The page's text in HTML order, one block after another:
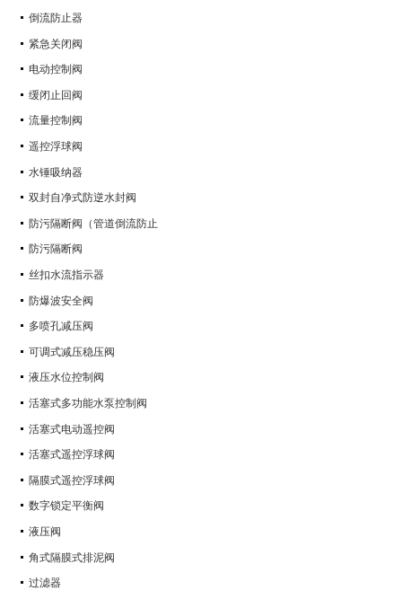
倒流防止器
紧急关闭阀
电动控制阀
缓闭止回阀
流量控制阀
遥控浮球阀
水锤吸纳器
双封自净式防逆水封阀
防污隔断阀（管道倒流防止
防污隔断阀
丝扣水流指示器
防爆波安全阀
多喷孔减压阀
可调式减压稳压阀
液压水位控制阀
活塞式多功能水泵控制阀
活塞式电动遥控阀
活塞式遥控浮球阀
隔膜式遥控浮球阀
数字锁定平衡阀
液压阀
角式隔膜式排泥阀
过滤器